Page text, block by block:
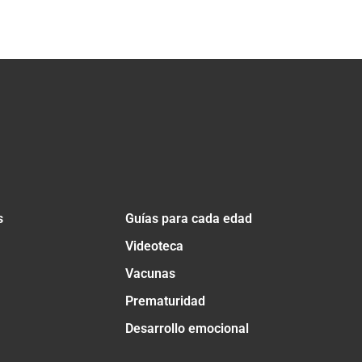
Guías para cada edad
Videoteca
Vacunas
Prematuridad
Desarrollo emocional